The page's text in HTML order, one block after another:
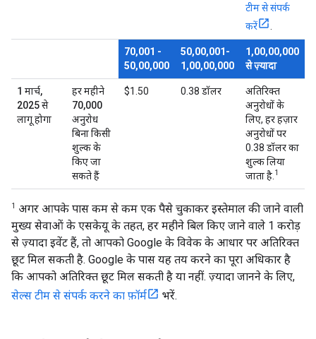
टीम से संपर्क
करें
70,001 -
50,00,000
50,00,001-
1,00,00,000
1,00,00,000
से ज़्यादा
1 मार्च,
2025 से
लागू होगा
हर महीने
70,000
अनुरोध
बिना किसी
शुल्क के
किए जा
सकते हैं
$1.50 0.38 डॉलर
अतिरिक्त
अनुरोधों के
लिए, हर हज़ार
अनुरोधों पर
0.38 डॉलर का
शुल्क लिया
जाता है. 1
1
अगर आपके पास कम से कम एक पैसे चुकाकर इस्तेमाल की जाने वाली
मुख्य सेवाओं के एसकेयू के तहत, हर महीने बिल किए जाने वाले 1 करोड़
से ज़्यादा इवेंट हैं, तो आपको Google के विवेक के आधार पर अतिरिक्त
छूट मिल सकती है. Google के पास यह तय करने का पूरा अधिकार है
कि आपको अतिरिक्त छूट मिल सकती है या नहीं. ज़्यादा जानने के लिए,
सेल्स टीम से संपर्क करने का फ़ॉर्म
भरें.